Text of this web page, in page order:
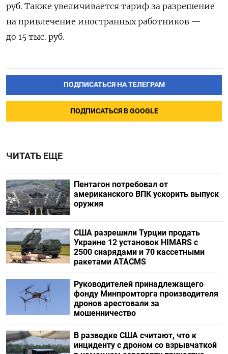
руб. Также увеличивается тариф за разрешение
на привлечение иностранных работников —
до 15 тыс. руб.
ПОДПИСАТЬСЯ НА ТЕЛЕГРАМ
ПОДПИСАТЬСЯ В GOOGLE
ЧИТАТЬ ЕЩЕ
Пентагон потребовал от
американского ВПК ускорить выпуск
оружия
США разрешили Турции продать
Украине 12 установок HIMARS с
2500 снарядами и 70 кассетными
ракетами ATACMS
Руководителей принадлежащего
фонду Минпромторга производителя
дронов арестовали за
мошенничество
В разведке США считают, что к
инциденту с дроном со взрывчаткой